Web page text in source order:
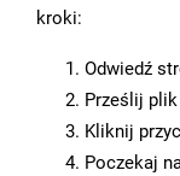
kroki:
Odwiedź
Prześlij plik
Kliknij
Poczekaj